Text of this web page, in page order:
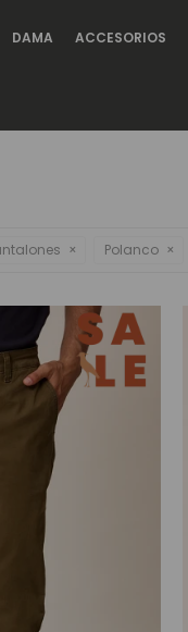
DAMA ACCESORIOS
Polanco